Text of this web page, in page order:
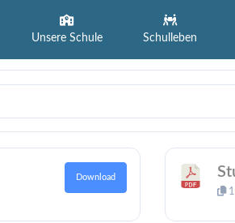
Unsere Schule Schulleben
Download
1